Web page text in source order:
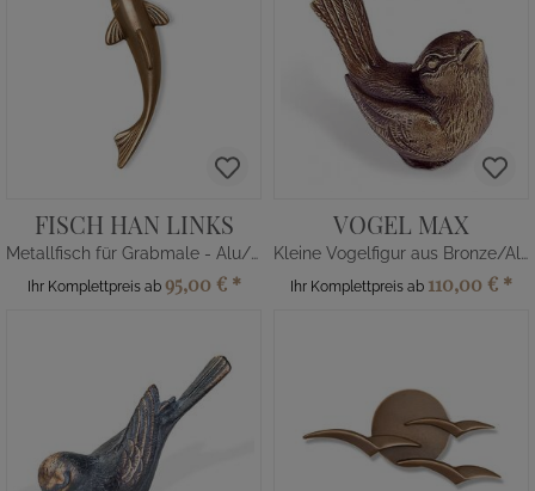
FISCH HAN LINKS
Metallfisch für Grabmale - Alu/Bronze
Ihr Komplettpreis ab 95,00 € *
VOGEL MAX
Kleine Vogelfigur aus Bronze/Alu
Ihr Komplettpreis ab 110,00 € *